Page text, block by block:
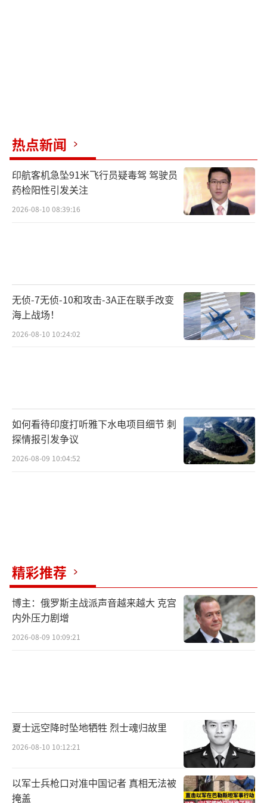
热点新闻
印航客机急坠91米飞行员疑毒驾 驾驶员
药检阳性引发关注
2026-08-10 08:39:16
无侦-7无侦-10和攻击-3A正在联手改变
海上战场！
2026-08-10 10:24:02
如何看待印度打听雅下水电项目细节 刺
探情报引发争议
2026-08-09 10:04:52
精彩推荐
博主：俄罗斯主战派声音越来越大 克宫
内外压力剧增
2026-08-09 10:09:21
夏士远空降时坠地牺牲 烈士魂归故里
2026-08-10 10:12:21
以军士兵枪口对准中国记者 真相无法被
掩盖